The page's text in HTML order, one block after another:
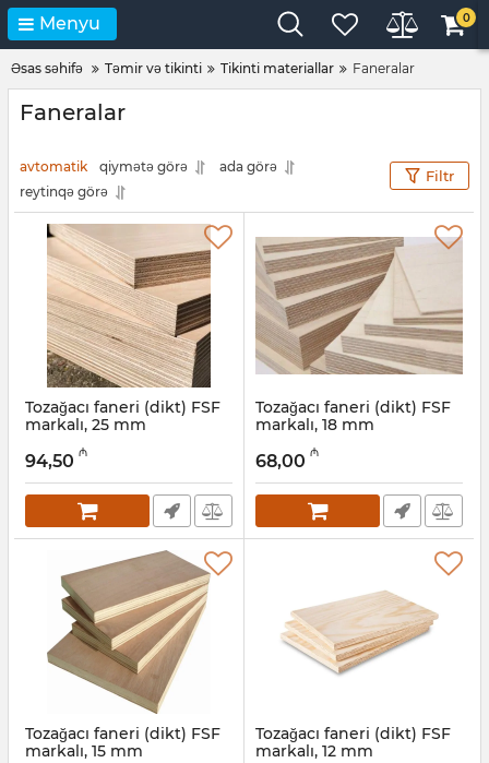
Menyu 0
Əsas səhifə Təmir və tikinti Tikinti materiallar Faneralar
Faneralar
avtomatik qiymətə görə
ada görə
reytinqə görə
Filtr
Tozağacı faneri (dikt) FSF
markalı, 25 mm
041001039
94,50 ₼
Tozağacı faneri (dikt) FSF
markalı, 18 mm
041001038
68,00 ₼
Tozağacı faneri (dikt) FSF
markalı, 15 mm
Tozağacı faneri (dikt) FSF
markalı, 12 mm